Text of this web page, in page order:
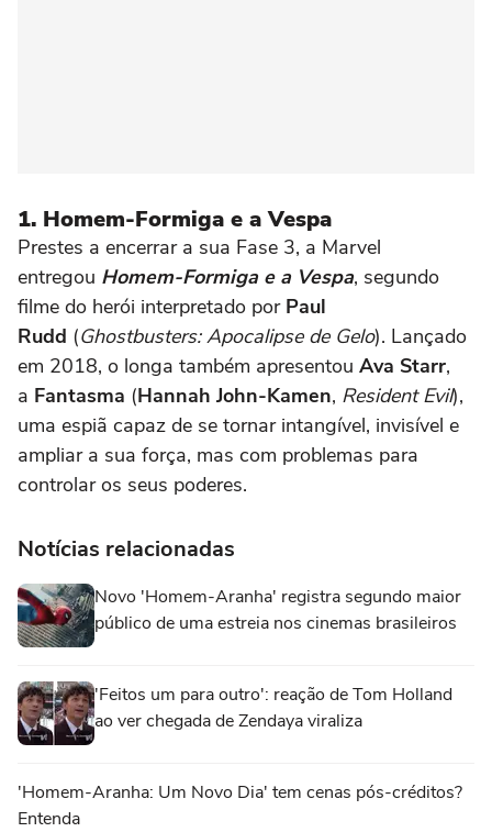
1. Homem-Formiga e a Vespa
Prestes a encerrar a sua Fase 3, a Marvel
entregou Homem-Formiga e a Vespa, segundo
filme do herói interpretado por Paul
Rudd (Ghostbusters: Apocalipse de Gelo). Lançado
em 2018, o longa também apresentou Ava Starr,
a Fantasma (Hannah John-Kamen, Resident Evil),
uma espiã capaz de se tornar intangível, invisível e
ampliar a sua força, mas com problemas para
controlar os seus poderes.
Notícias relacionadas
Novo 'Homem-Aranha' registra segundo maior
público de uma estreia nos cinemas brasileiros
'Feitos um para outro': reação de Tom Holland
ao ver chegada de Zendaya viraliza
'Homem-Aranha: Um Novo Dia' tem cenas pós-créditos?
Entenda